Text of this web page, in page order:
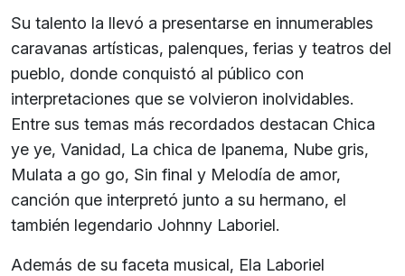
Su talento la llevó a presentarse en innumerables
caravanas artísticas, palenques, ferias y teatros del
pueblo, donde conquistó al público con
interpretaciones que se volvieron inolvidables.
Entre sus temas más recordados destacan Chica
ye ye, Vanidad, La chica de Ipanema, Nube gris,
Mulata a go go, Sin final y Melodía de amor,
canción que interpretó junto a su hermano, el
también legendario Johnny Laboriel.
Además de su faceta musical, Ela Laboriel